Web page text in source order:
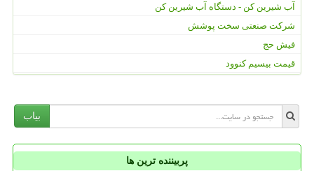
آب شیرین کن - دستگاه آب شیرین کن
شرکت صنعتی سخت پوشش
فیش حج
قیمت بیسیم کنوود
بیاب
پربیننده ترین ها